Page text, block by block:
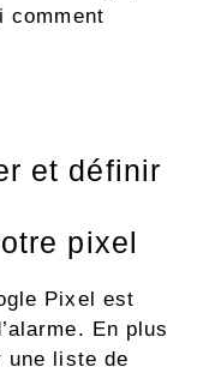
comment
et définir
pixel
Pixel est
En plus
une liste de